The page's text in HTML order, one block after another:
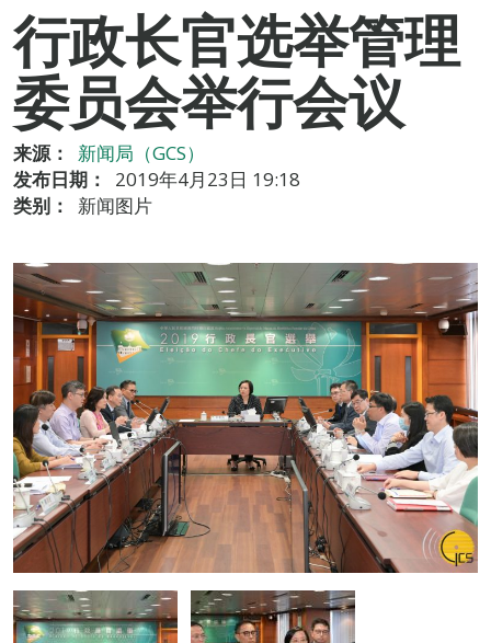
行政长官选举管理
委员会举行会议
来源：
新闻局（GCS）
发布日期：
2019年4月23日 19:18
类别：
新闻图片